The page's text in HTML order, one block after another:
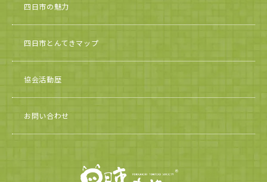
四日市の魅力
四日市とんてきマップ
協会活動歴
お問い合わせ